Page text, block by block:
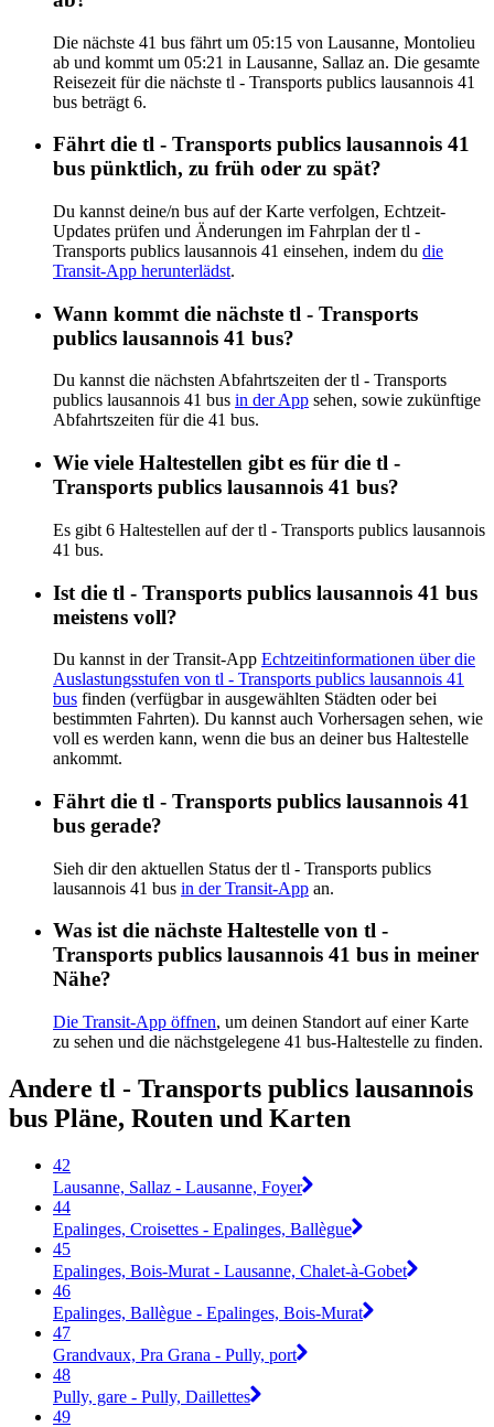
Die nächste 41 bus fährt um 05:15 von Lausanne, Montolieu
ab und kommt um 05:21 in Lausanne, Sallaz an. Die gesamte
Reisezeit für die nächste tl - Transports publics lausannois 41
bus beträgt 6.
Fährt die tl - Transports publics lausannois 41
bus pünktlich, zu früh oder zu spät?
Du kannst deine/n bus auf der Karte verfolgen, Echtzeit-
Updates prüfen und Änderungen im Fahrplan der tl -
Transports publics lausannois 41 einsehen, indem du die
Transit-App herunterlädst.
Wann kommt die nächste tl - Transports
publics lausannois 41 bus?
Du kannst die nächsten Abfahrtszeiten der tl - Transports
publics lausannois 41 bus in der App sehen, sowie zukünftige
Abfahrtszeiten für die 41 bus.
Wie viele Haltestellen gibt es für die tl -
Transports publics lausannois 41 bus?
Es gibt 6 Haltestellen auf der tl - Transports publics lausannois
41 bus.
Ist die tl - Transports publics lausannois 41 bus
meistens voll?
Du kannst in der Transit-App Echtzeitinformationen über die
Auslastungsstufen von tl - Transports publics lausannois 41
bus finden (verfügbar in ausgewählten Städten oder bei
bestimmten Fahrten). Du kannst auch Vorhersagen sehen, wie
voll es werden kann, wenn die bus an deiner bus Haltestelle
ankommt.
Fährt die tl - Transports publics lausannois 41
bus gerade?
Sieh dir den aktuellen Status der tl - Transports publics
lausannois 41 bus in der Transit-App an.
Was ist die nächste Haltestelle von tl -
Transports publics lausannois 41 bus in meiner
Nähe?
Die Transit-App öffnen, um deinen Standort auf einer Karte
zu sehen und die nächstgelegene 41 bus-Haltestelle zu finden.
Andere tl - Transports publics lausannois
bus Pläne, Routen und Karten
42
Lausanne, Sallaz - Lausanne, Foyer
44
Epalinges, Croisettes - Epalinges, Ballègue
45
Epalinges, Bois-Murat - Lausanne, Chalet-à-Gobet
46
Epalinges, Ballègue - Epalinges, Bois-Murat
47
Grandvaux, Pra Grana - Pully, port
48
Pully, gare - Pully, Daillettes
49